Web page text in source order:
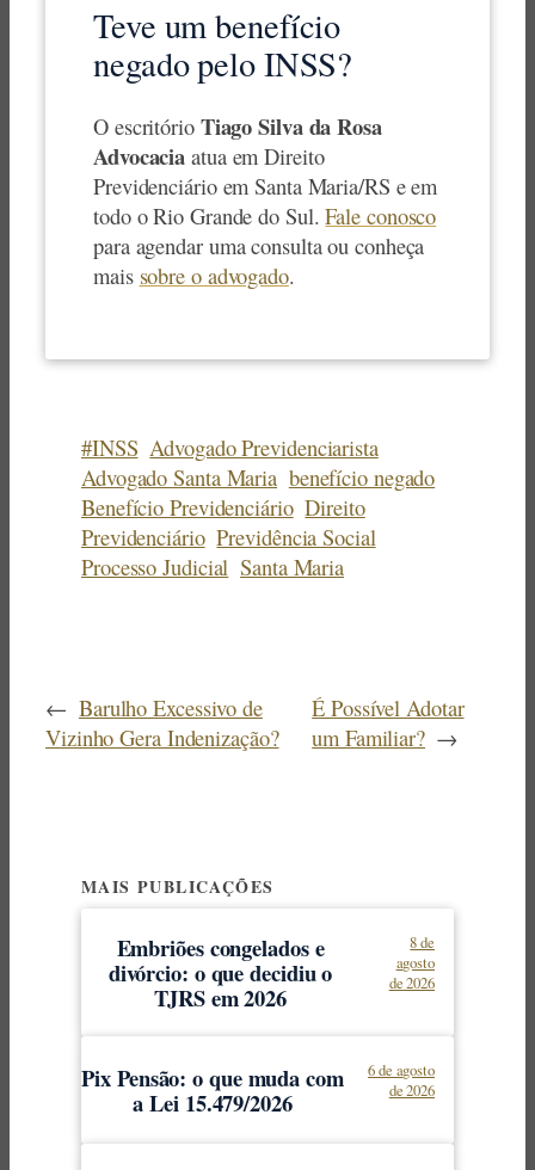
Teve um benefício
negado pelo INSS?
O escritório Tiago Silva da Rosa
Advocacia atua em Direito
Previdenciário em Santa Maria/RS e em
todo o Rio Grande do Sul.Fale conosco
para agendar uma consulta ou conheça
mais sobre o advogado.
#INSS Advogado Previdenciarista
Advogado Santa Maria benefício negado
Benefício Previdenciário Direito
Previdenciário Previdência Social
Processo Judicial Santa Maria
← Barulho Excessivo de
Vizinho Gera Indenização?
É Possível Adotar
um Familiar? →
MAIS PUBLICAÇÕES
Embriões congelados e
divórcio: o que decidiu o
TJRS em 2026
8 de
agosto
de 2026
Pix Pensão: o que muda com
a Lei 15.479/2026
6 de agosto
de 2026